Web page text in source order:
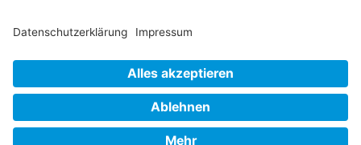
NACH OBEN
Datenschutz Netiquette FAQ